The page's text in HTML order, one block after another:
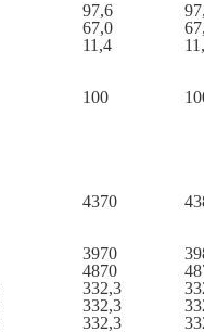
97,6
67,0
11,4
100
4370
3970
4870
332,3
332,3
332,3